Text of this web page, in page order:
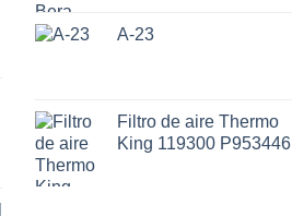
A-23
Filtro de aire Thermo
King 119300 P953446